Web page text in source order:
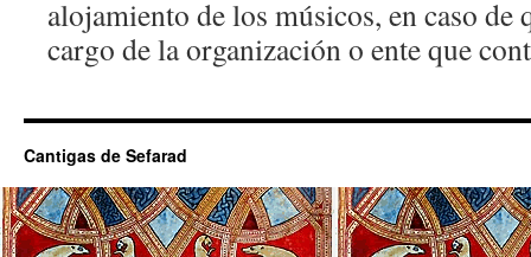
alojamiento de los músicos, en caso de
cargo de la organización o ente que
Cantigas de Sefarad